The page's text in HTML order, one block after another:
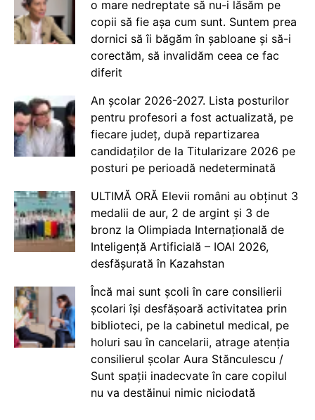
o mare nedreptate să nu-i lăsăm pe
copii să fie așa cum sunt. Suntem prea
dornici să îi băgăm în șabloane și să-i
corectăm, să invalidăm ceea ce fac
diferit
An școlar 2026-2027. Lista posturilor
pentru profesori a fost actualizată, pe
fiecare județ, după repartizarea
candidaților de la Titularizare 2026 pe
posturi pe perioadă nedeterminată
ULTIMĂ ORĂ Elevii români au obținut 3
medalii de aur, 2 de argint și 3 de
bronz la Olimpiada Internațională de
Inteligență Artificială – IOAI 2026,
desfășurată în Kazahstan
Încă mai sunt școli în care consilierii
școlari își desfășoară activitatea prin
biblioteci, pe la cabinetul medical, pe
holuri sau în cancelarii, atrage atenția
consilierul școlar Aura Stănculescu /
Sunt spații inadecvate în care copilul
nu va destăinui nimic niciodată